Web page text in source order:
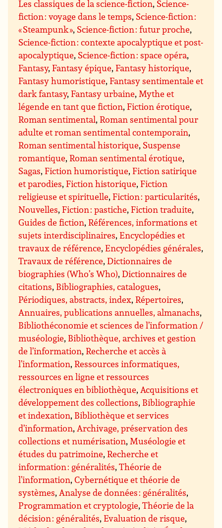
Les classiques de la science-fiction, Science-
fiction : voyage dans le temps, Science-fiction :
« Steampunk », Science-fiction : futur proche,
Science-fiction : contexte apocalyptique et post-
apocalyptique, Science-fiction : space opéra,
Fantasy,Fantasy épique,Fantasy historique,
Fantasy humoristique,Fantasy sentimentale et
dark fantasy,Fantasy urbaine,Mythe et
légende en tant que fiction,Fiction érotique,
Roman sentimental,Roman sentimental pour
adulte et roman sentimental contemporain,
Roman sentimental historique, Suspense
romantique,Roman sentimental érotique,
Sagas,Fiction humoristique,Fiction satirique
et parodies,Fiction historique,Fiction
religieuse et spirituelle,Fiction : particularités,
Nouvelles,Fiction : pastiche,Fiction traduite,
Guides de fiction,Références, informations et
sujets interdisciplinaires,Encyclopédies et
travaux de référence,Encyclopédies générales,
Travaux de référence,Dictionnaires de
biographies (Who’s Who),Dictionnaires de
citations, Bibliographies, catalogues,
Périodiques, abstracts, index,Répertoires,
Annuaires, publications annuelles, almanachs,
Bibliothéconomie et sciences de l’information /
muséologie, Bibliothèque, archives et gestion
de l’information,Recherche et accès à
l’information,Ressources informatiques,
ressources en ligne et ressources
électroniques en bibliothèque,Acquisitions et
développement des collections, Bibliographie
et indexation, Bibliothèque et services
d’information,Archivage, préservation des
collections et numérisation,Muséologie et
études du patrimoine,Recherche et
information : généralités,Théorie de
l’information,Cybernétique et théorie de
systèmes,Analyse de données : généralités,
Programmation et cryptologie,Théorie de la
décision : généralités,Evaluation de risque,